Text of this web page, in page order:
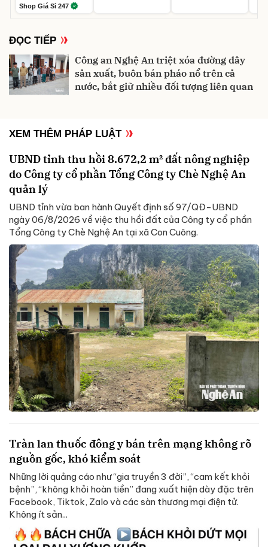
Shop Giá Sỉ 247
ĐỌC TIẾP
Công an Nghệ An triệt xóa đường dây
sản xuất, buôn bán pháo nổ trên cả
nước, bắt giữ nhiều đối tượng liên quan
XEM THÊM PHÁP LUẬT
UBND tỉnh thu hồi 8.672,2 m² đất nông nghiệp
do Công ty cổ phần Tổng Công ty Chè Nghệ An
quản lý
UBND tỉnh vừa ban hành Quyết định số 97/QĐ-UBND
ngày 06/8/2026 về việc thu hồi đất của Công ty cổ phần
Tổng Công ty Chè Nghệ An tại xã Con Cuông.
Tràn lan thuốc đông y bán trên mạng không rõ
nguồn gốc, khó kiểm soát
Những lời quảng cáo như “gia truyền 3 đời”, “cam kết khỏi
bệnh”, “không khỏi hoàn tiền” đang xuất hiện dày đặc trên
Facebook, Tiktok, Zalo và các sàn thương mại điện tử.
Không ít sản...